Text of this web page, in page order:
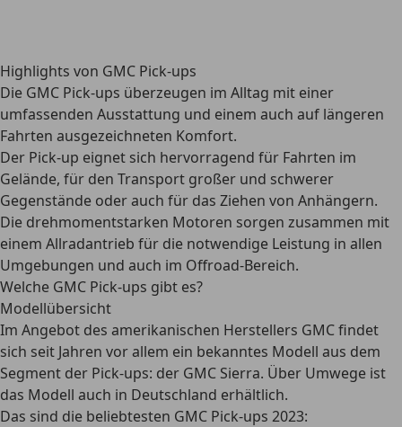
Highlights von GMC Pick-ups
Die GMC Pick-ups überzeugen im Alltag mit einer
umfassenden Ausstattung und einem auch auf längeren
Fahrten ausgezeichneten Komfort.
Der Pick-up eignet sich hervorragend für Fahrten im
Gelände, für den Transport großer und schwerer
Gegenstände oder auch für das Ziehen von Anhängern.
Die drehmomentstarken Motoren sorgen zusammen mit
einem Allradantrieb für die notwendige Leistung in allen
Umgebungen und auch im Offroad-Bereich.
Welche GMC Pick-ups gibt es?
Modellübersicht
Im Angebot des amerikanischen Herstellers GMC findet
sich seit Jahren vor allem ein bekanntes Modell aus dem
Segment der Pick-ups: der GMC Sierra. Über Umwege ist
das Modell auch in Deutschland erhältlich.
Das sind die beliebtesten GMC Pick-ups 2023: